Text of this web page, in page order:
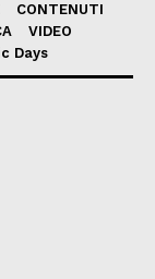
CONTENUTI
VIDEO
Days